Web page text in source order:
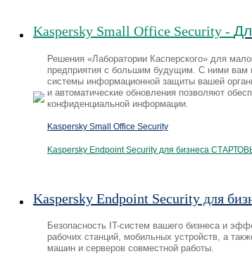
Kaspersky Small Office Security -
Решения «Лаборатории Касперского» для
предприятия с большим будущим. С ними вам
системы информационной защиты вашей
и автоматические обновления позволяют
конфиденциальной информации.
Kaspersky Small Office Security
Kaspersky Endpoint Security для бизнеса
Kaspersky Endpoint Security для
Безопасность IT-систем вашего бизнеса и
рабочих станций, мобильных устройств, а
машин и серверов совместной работы.